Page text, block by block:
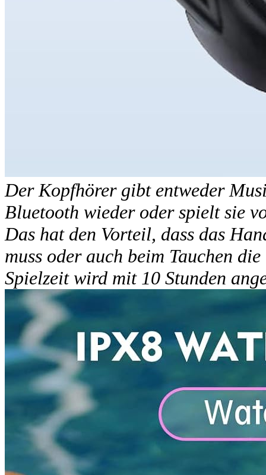
Der Kopfhörer gibt entweder
Bluetooth wieder oder spielt sie
Das hat den Vorteil, dass das
muss oder auch beim Tauchen
Spielzeit wird mit 10 Stunden